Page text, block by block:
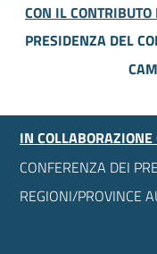
CON IL CONTRIBUTO
PRESIDENZA DEL
IN COLLABORAZIONE
CONFERENZA DEI
REGIONI/PROVINCE